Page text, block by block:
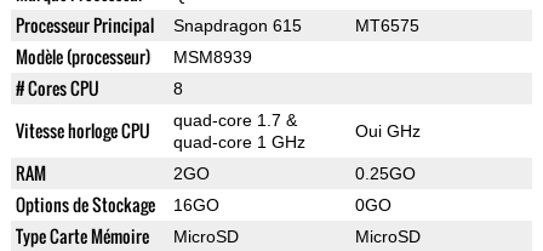
Processeur Principal Snapdragon 615 MT6575
Modèle (processeur) MSM8939
# Cores CPU 8
Vitesse horloge CPU
quad-core 1.7 &
quad-core 1 GHz
Oui GHz
RAM 2GO 0.25GO
Options de Stockage 16GO 0GO
Type Carte Mémoire MicroSD MicroSD